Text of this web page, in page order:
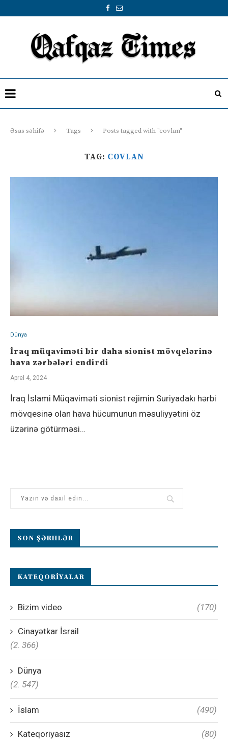
Əsas səhifə Tags Posts tagged with "covlan"
TAG: COVLAN
Dünya
İraq müqaviməti bir daha sionist mövqelərinə
hava zərbələri endirdi
Aprel 4, 2024
İraq İslami Müqaviməti sionist rejimin Suriyadakı hərbi
mövqesinə olan hava hücumunun məsuliyyətini öz
üzərinə götürməsi…
SON ŞƏRHLƏR
KATEQORIYALAR
Bizim video (170)
Cinayətkar İsrail
(2. 366)
Dünya
(2. 547)
İslam (490)
Kateqoriyasız (80)